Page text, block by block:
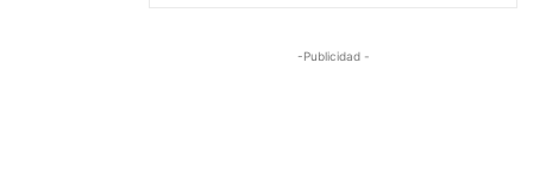
-Publicidad -